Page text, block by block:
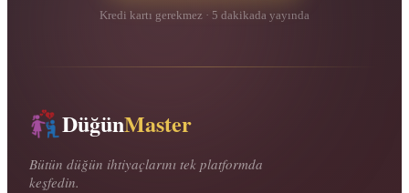
Kredi kartı gerekmez · 5 dakikada yayında
DüğünMaster
Bütün düğün ihtiyaçlarını tek platformda
keşfedin.